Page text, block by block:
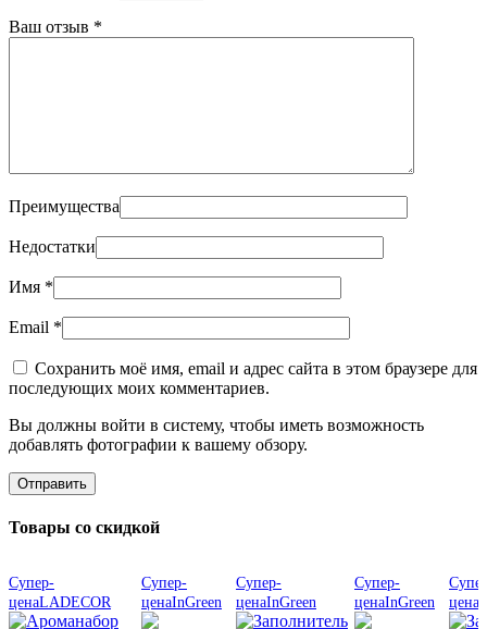
Ваш отзыв *
Преимущества
Недостатки
Имя *
Email *
Сохранить моё имя, email и адрес сайта в этом браузере для
последующих моих комментариев.
Вы должны войти в систему, чтобы иметь возможность
добавлять фотографии к вашему обзору.
Товары со скидкой
Супер-
ценаLADECOR
Супер-
ценаInGreen
Супер-
ценаInGreen
Супер-
ценаInGreen
цена